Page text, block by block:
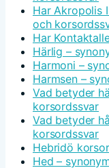
Har Akropolis
och
Har
Härlig –
Harmoni –
Harmsen –
Vad betyder
korsordssvar
Vad betyder
korsordssvar
Hebridö
Hed –